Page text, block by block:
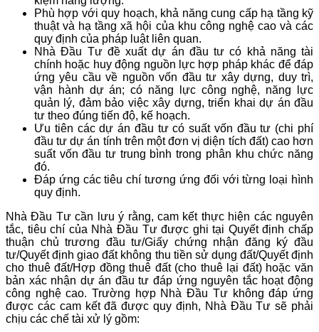
Phù hợp với quy hoạch, khả năng cung cấp hạ tầng kỹ
thuật và hạ tầng xã hội của khu công nghệ cao và các
quy định của pháp luật liên quan.
Nhà Đầu Tư đề xuất dự án đầu tư có khả năng tài
chính hoặc huy động nguồn lực hợp pháp khác để đáp
ứng yêu cầu về nguồn vốn đầu tư xây dựng, duy trì,
vận hành dự án; có năng lực công nghệ, năng lực
quản lý, đảm bảo việc xây dựng, triển khai dự án đầu
tư theo đúng tiến độ, kế hoạch.
Ưu tiên các dự án đầu tư có suất vốn đầu tư (chi phí
đầu tư dự án tính trên một đơn vị diện tích đất) cao hơn
suất vốn đầu tư trung bình trong phân khu chức năng
đó.
Đáp ứng các tiêu chí tương ứng đối với từng loại hình
quy định.
Nhà Đầu Tư cần lưu ý rằng, cam kết thực hiện các nguyên
tắc, tiêu chí của Nhà Đầu Tư được ghi tại Quyết định chấp
thuận chủ trương đầu tư/Giấy chứng nhận đăng ký đầu
tư/Quyết định giao đất không thu tiền sử dụng đất/Quyết định
cho thuê đất/Hợp đồng thuê đất (cho thuê lại đất) hoặc văn
bản xác nhận dự án đầu tư đáp ứng nguyên tắc hoạt động
công nghệ cao. Trường hợp Nhà Đầu Tư không đáp ứng
được các cam kết đã được quy định, Nhà Đầu Tư sẽ phải
chịu các chế tài xử lý gồm: